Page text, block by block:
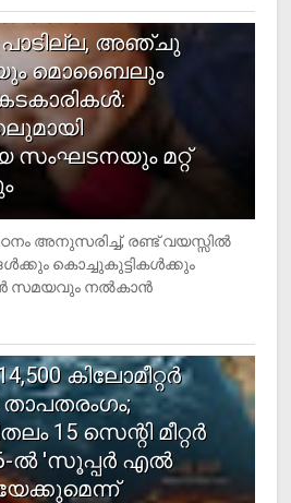
താഴെ സ്‌ക്രീന്‍
പാടില്ല, അഞ്ചു
മൊബൈലും
സംഘടനയും മറ്റ്
അനുസരിച്ച്, രണ്ട് വയസ്സില്‍
കൊച്ചുകുട്ടികള്‍ക്കും
സമയവും നല്‍കാന്‍
കിലോമീറ്റര്‍
15 സെന്റി മീറ്റര്‍
ല്‍ 'സൂപ്പര്‍ എല്‍